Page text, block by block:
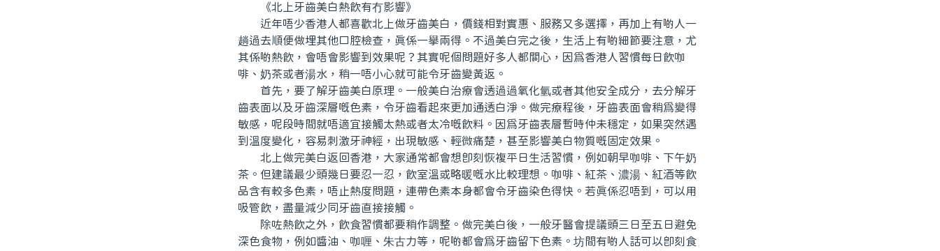
《北上牙齒美白熱飲有冇影響》
近年唔少香港人都喜歡北上做牙齒美白，價錢相對實惠、服務又多選擇，再加上有啲人一
趟過去順便做埋其他口腔檢查，真係一舉兩得。不過美白完之後，生活上有啲細節要注意，尤
其係啲熱飲，會唔會影響到效果呢？其實呢個問題好多人都關心，因爲香港人習慣每日飲咖
啡、奶茶或者湯水，稍一唔小心就可能令牙齒變黃返。
首先，要了解牙齒美白原理。一般美白治療會透過過氧化氫或者其他安全成分，去分解牙
齒表面以及牙齒深層嘅色素，令牙齒看起來更加通透白淨。做完療程後，牙齒表面會稍爲變得
敏感，呢段時間就唔適宜接觸太熱或者太冷嘅飲料。因爲牙齒表層暫時仲未穩定，如果突然遇
到溫度變化，容易刺激牙神經，出現敏感、輕微痛楚，甚至影響美白物質嘅固定效果。
北上做完美白返回香港，大家通常都會想即刻恢複平日生活習慣，例如朝早咖啡、下午奶
茶。但建議最少頭幾日要忍一忍，飲室溫或略暖嘅水比較理想。咖啡、紅茶、濃湯、紅酒等飲
品含有較多色素，唔止熱度問題，連帶色素本身都會令牙齒染色得快。若真係忍唔到，可以用
吸管飲，盡量減少同牙齒直接接觸。
除咗熱飲之外，飲食習慣都要稍作調整。做完美白後，一般牙醫會提議頭三日至五日避免
深色食物，例如醬油、咖喱、朱古力等，呢啲都會爲牙齒留下色素。坊間有啲人話可以即刻食